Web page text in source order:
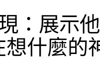
：展示
想什麼的